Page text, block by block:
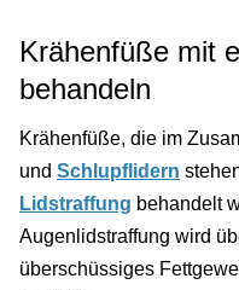
Krähenfüße mit
behandeln
Krähenfüße, die im
und Schlupflidern
Lidstraffung behandelt
Augenlidstraffung wird
überschüssiges